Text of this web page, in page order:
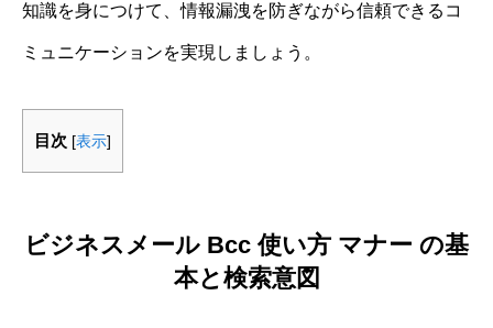
知識を身につけて、情報漏洩を防ぎながら信頼できるコ
ミュニケーションを実現しましょう。
目次 [表示]
ビジネスメール Bcc 使い方 マナー の基
本と検索意図